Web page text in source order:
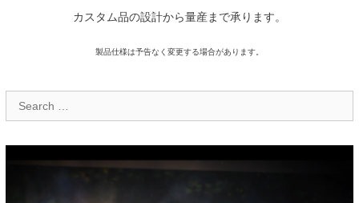
カスタム品の設計から量産まで承ります。
製品仕様は予告なく変更する場合があります。